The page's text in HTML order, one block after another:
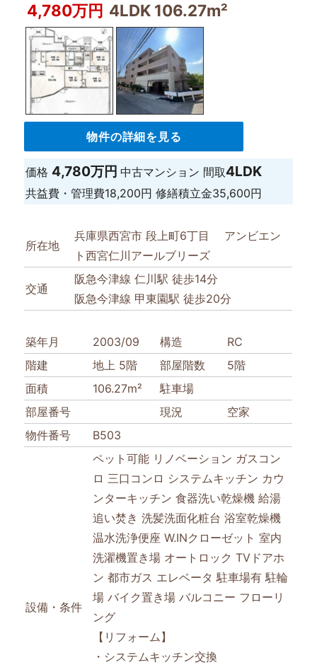
4,780万円 4LDK 106.27m²
物件の詳細を見る
価格 4,780万円中古マンション 間取4LDK
共益費・管理費18,200円 修繕積立金35,600円
所在地
兵庫県西宮市 段上町6丁目 アンビエン
ト西宮仁川アールブリーズ
交通
阪急今津線 仁川駅 徒歩14分
阪急今津線 甲東園駅 徒歩20分
築年月 2003/09 構造
RC
階建
地上 5階 部屋階数
5階
面積
106.27m²
駐車場
部屋番号
現況
空家
物件番号
B503
設備・条件
ペット可能 リノベーション ガスコン
ロ 三口コンロ システムキッチン カウ
ンターキッチン 食器洗い乾燥機 給湯
追い焚き 洗髪洗面化粧台 浴室乾燥機
温水洗浄便座 W.INクローゼット 室内
洗濯機置き場 オートロック TVドアホ
ン 都市ガス エレベータ 駐車場有 駐輪
場 バイク置き場 バルコニー フローリ
ング
【リフォーム】
・システムキッチン交換